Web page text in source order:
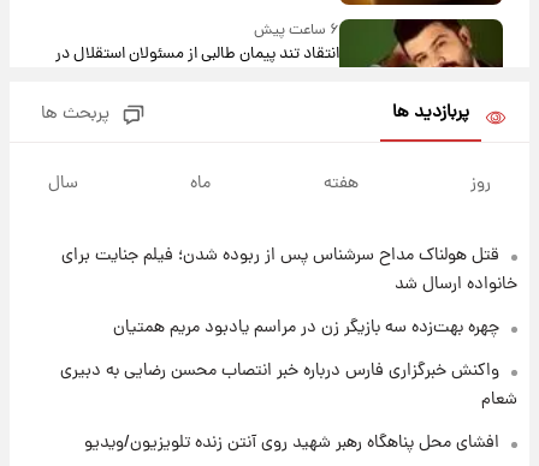
۶ ساعت پیش
انتقاد تند پیمان طالبی از مسئولان استقلال در
مرداد ۱۴۰۵ +جدول
۷ ساعت پیش
۸ ساعت پیش
پربازدید ها پربحث ها
روز هفته ماه سال
قتل هولناک مداح سرشناس پس از ربوده شدن؛ فیلم جنایت برای
خانواده ارسال شد
چهره بهت‌زده سه بازیگر زن در مراسم یادبود مریم همتیان
واکنش خبرگزاری فارس درباره خبر انتصاب محسن رضایی به دبیری
شعام
افشای محل پناهگاه‌ رهبر شهید روی آنتن زنده تلویزیون/ویدیو